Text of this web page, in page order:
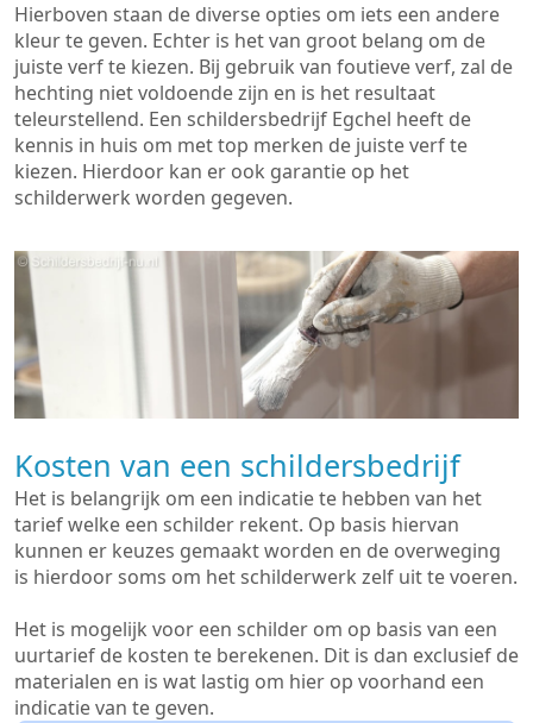
Hierboven staan de diverse opties om iets een andere
kleur te geven. Echter is het van groot belang om de
juiste verf te kiezen. Bij gebruik van foutieve verf, zal de
hechting niet voldoende zijn en is het resultaat
teleurstellend. Een schildersbedrijf Egchel heeft de
kennis in huis om met top merken de juiste verf te
kiezen. Hierdoor kan er ook garantie op het
schilderwerk worden gegeven.
Kosten van een schildersbedrijf
Het is belangrijk om een indicatie te hebben van het
tarief welke een schilder rekent. Op basis hiervan
kunnen er keuzes gemaakt worden en de overweging
is hierdoor soms om het schilderwerk zelf uit te voeren.
Het is mogelijk voor een schilder om op basis van een
uurtarief de kosten te berekenen. Dit is dan exclusief de
materialen en is wat lastig om hier op voorhand een
indicatie van te geven.